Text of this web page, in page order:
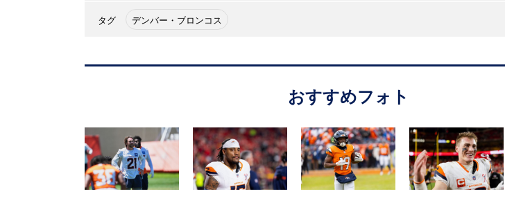
タグ デンバー・ブロンコス
おすすめフォト